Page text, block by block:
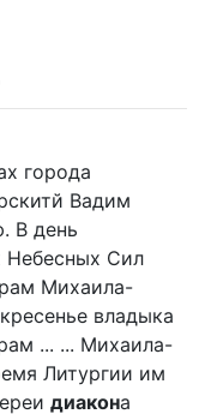
города
Вадим
В день
Небесных Сил
Михаила-
владыка
... ... Михаила-
Литургии им
диакона